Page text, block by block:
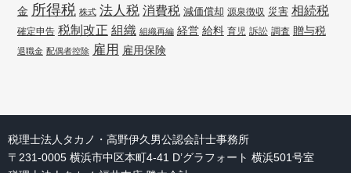
金 所得税 株式 法人税 消費税 減価償却 源泉徴収 災害 相続税
確定申告 税制改正 組織 組織再編 経営 給料 育児 訴訟 調査 贈与税
退職金 配偶者控除 雇用 雇用保険
税理士法人タカノ・高野伊久男公認会計士事務所
〒231-0005 横浜市中区本町4-41 D’グラフォート 横浜501号室